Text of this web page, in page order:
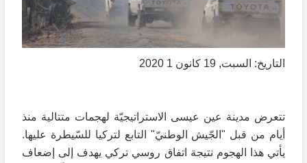
التاريخ: السبت, 19 كانون 1 2020
تتعرض مدينة عين عيسى الاستراتيجيّة لهجمات متتالية منذ
أيام من قبل "الجّيش الوطنيّ" التابع لتركيا للسّيطرة عليها.
يأتي هذا الهجوم نتيجة اتفاق روسي تركي يهدف إلى إضعاف